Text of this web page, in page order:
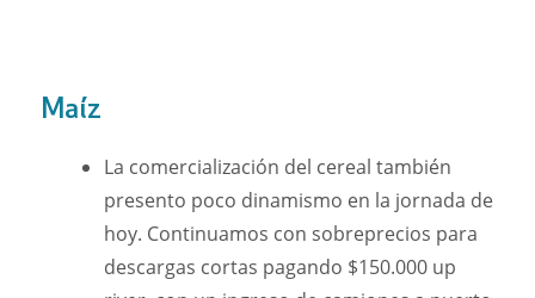
Maíz
La comercialización del cereal también
presento poco dinamismo en la jornada de
hoy. Continuamos con sobreprecios para
descargas cortas pagando $150.000 up